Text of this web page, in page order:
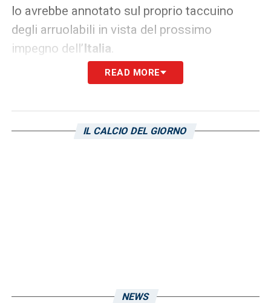
lo avrebbe annotato sul proprio taccuino
degli arruolabili in vista del prossimo
impegno dell’Italia.
A confermare i meriti dell’attaccante
azzurri. L’anno scorso, pur giocando in
READ MORE
IL CALCIO DEL GIORNO
NEWS